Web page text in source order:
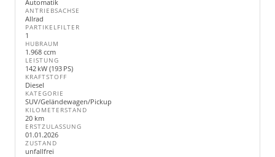
Automatik
ANTRIEBSACHSE
Allrad
PARTIKELFILTER
1
HUBRAUM
1.968 ccm
LEISTUNG
142 kW (193 PS)
KRAFTSTOFF
Diesel
KATEGORIE
SUV/Geländewagen/Pickup
KILOMETERSTAND
20 km
ERSTZULASSUNG
01.01.2026
ZUSTAND
unfallfrei